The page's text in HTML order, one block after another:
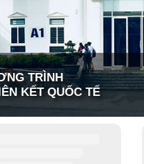
TRÌNH
KẾT QUỐC TẾ